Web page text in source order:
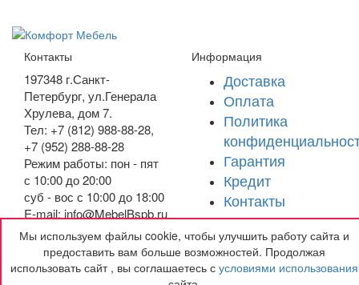
Контакты
197348 г.Санкт-
Петербург, ул.Генерала
Хрулева, дом 7.
Тел: +7 (812) 988-88-28,
+7 (952) 288-88-28
Режим работы: пон - пят
с 10:00 до 20:00
суб - вос с 10:00 до 18:00
E-mail: info@MebelBspb.ru
Информация
Доставка
Оплата
Политика
Гарантия
Кредит
Контакты
Получить подарок
Мы используем файлы cookie, чтобы улучшить работу сайта и
предоставить вам больше возможностей. Продолжая
использовать сайт , вы соглашаетесь с условиями использования